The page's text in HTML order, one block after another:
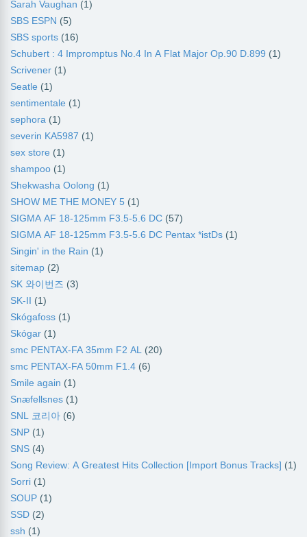
Sarah Vaughan (1)
SBS ESPN (5)
SBS sports (16)
Schubert : 4 Impromptus No.4 In A Flat Major Op.90 D.899 (1)
Scrivener (1)
Seatle (1)
sentimentale (1)
sephora (1)
severin KA5987 (1)
sex store (1)
shampoo (1)
Shekwasha Oolong (1)
SHOW ME THE MONEY 5 (1)
SIGMA AF 18-125mm F3.5-5.6 DC (57)
SIGMA AF 18-125mm F3.5-5.6 DC Pentax *istDs (1)
Singin' in the Rain (1)
sitemap (2)
SK 와이번즈 (3)
SK-II (1)
Skógafoss (1)
Skógar (1)
smc PENTAX-FA 35mm F2 AL (20)
smc PENTAX-FA 50mm F1.4 (6)
Smile again (1)
Snæfellsnes (1)
SNL 코리아 (6)
SNP (1)
SNS (4)
Song Review: A Greatest Hits Collection [Import Bonus Tracks] (1)
Sorri (1)
SOUP (1)
SSD (2)
ssh (1)